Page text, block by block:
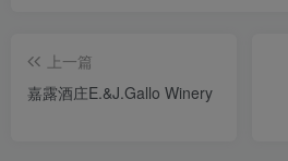
上一篇
嘉露酒庄E.&J.Gallo Winery